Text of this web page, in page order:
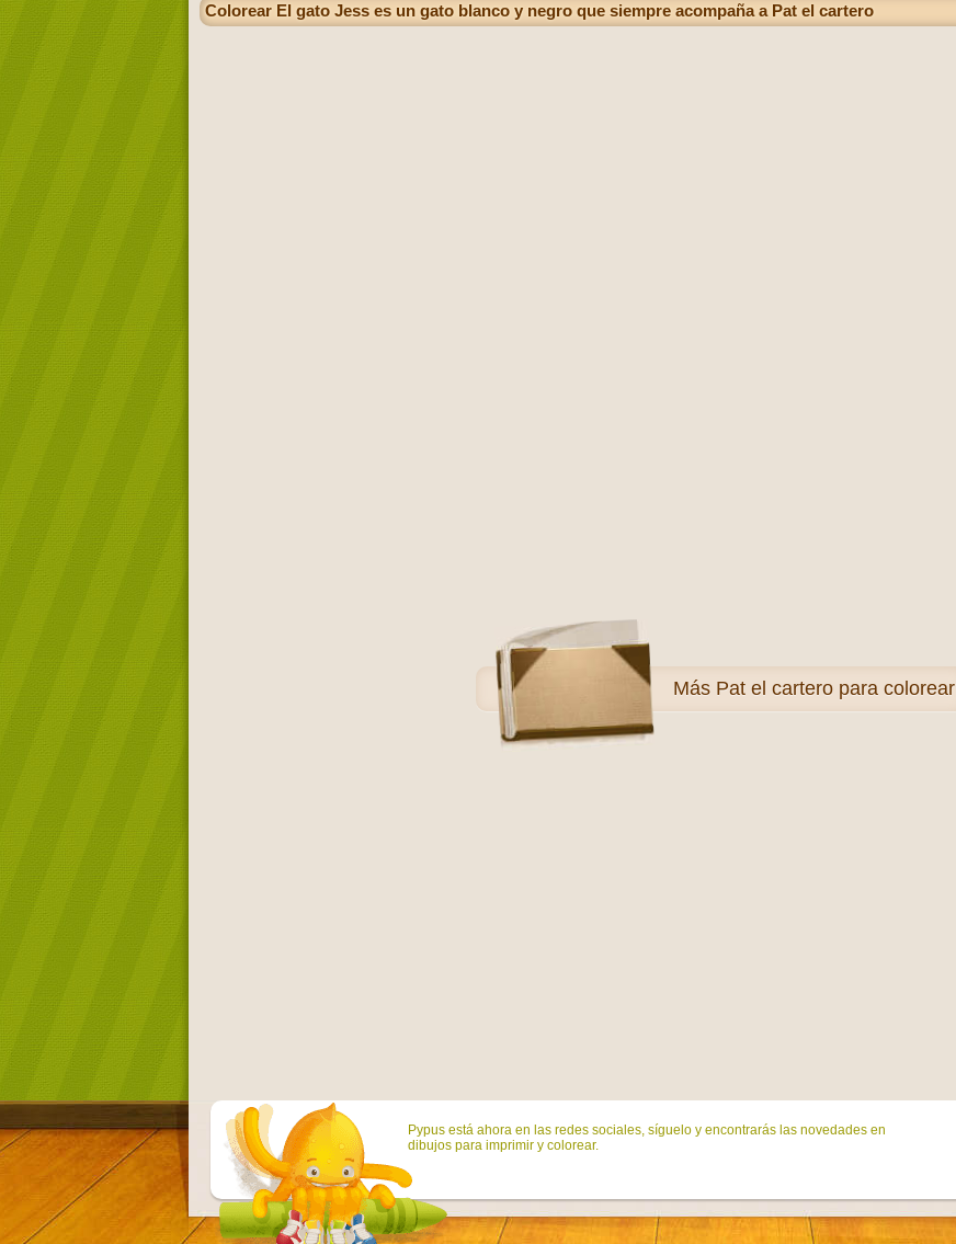
Colorear El gato Jess es un gato blanco y negro que siempre acompaña a Pat el cartero
Más Pat el cartero para colorear
Pypus está ahora en las redes sociales, síguelo y encontrarás las novedades en
dibujos para imprimir y colorear.